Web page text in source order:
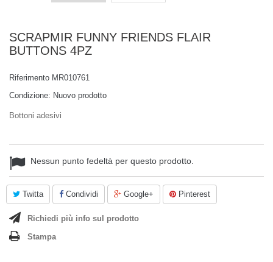
SCRAPMIR FUNNY FRIENDS FLAIR
BUTTONS 4PZ
Riferimento MR010761
Condizione: Nuovo prodotto
Bottoni adesivi
Nessun punto fedeltà per questo prodotto.
Twitta Condividi Google+ Pinterest
Richiedi più info sul prodotto
Stampa